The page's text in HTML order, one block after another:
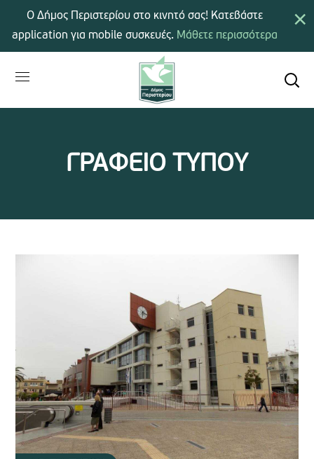
ΓΡΑΦΕΙΟ ΤΥΠΟΥ
×
Ο Δήμος Περιστερίου στο κινητό σας! Κατεβάστε
application για mobile συσκευές. Μάθετε περισσότερα